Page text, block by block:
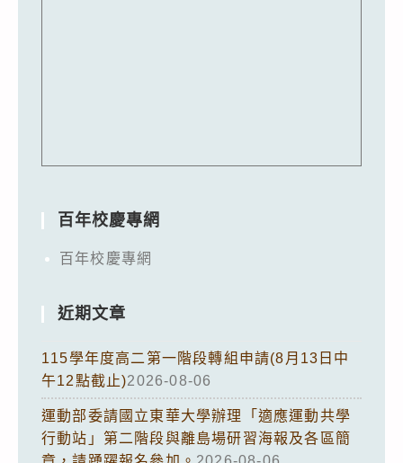
百年校慶專網
百年校慶專網
近期文章
115學年度高二第一階段轉組申請(8月13日中
午12點截止)2026-08-06
運動部委請國立東華大學辦理「適應運動共學
行動站」第二階段與離島場研習海報及各區簡